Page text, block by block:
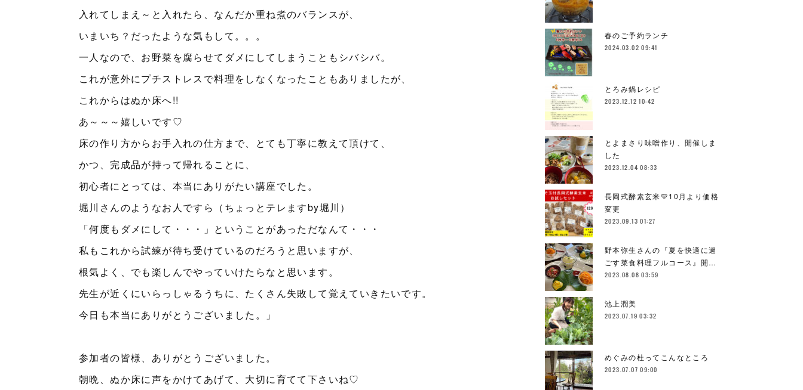
入れてしまえ～と入れたら、なんだか重ね煮のバランスが、
いまいち？だったような気もして。。。
一人なので、お野菜を腐らせてダメにしてしまうこともシバシバ。
これが意外にプチストレスで料理をしなくなったこともありましたが、
これからはぬか床へ!!
あ～～～嬉しいです♡
床の作り方からお手入れの仕方まで、とても丁寧に教えて頂けて、
かつ、完成品が持って帰れることに、
初心者にとっては、本当にありがたい講座でした。
堀川さんのようなお人ですら（ちょっとテレますby堀川）
「何度もダメにして・・・」ということがあっただなんて・・・
私もこれから試練が待ち受けているのだろうと思いますが、
根気よく、でも楽しんでやっていけたらなと思います。
先生が近くにいらっしゃるうちに、たくさん失敗して覚えていきたいです。
今日も本当にありがとうございました。」
参加者の皆様、ありがとうございました。
朝晩、ぬか床に声をかけてあげて、大切に育てて下さいね♡
春のご予約ランチ
2024.03.02 09:41
とろみ鍋レシピ
2023.12.12 10:42
とよまさり味噌作り、開催しま
した
2023.12.04 08:33
長岡式酵素玄米💛10月より価格
変更
2023.09.13 01:27
野本弥生さんの『夏を快適に過
ごす菜食料理フルコース』開…
2023.08.08 03:59
池上潤美
2023.07.19 03:32
めぐみの杜ってこんなところ
2023.07.07 09:00